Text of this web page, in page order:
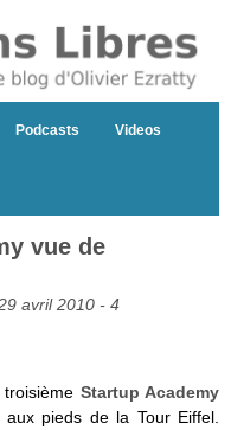
Podcasts Videos
vue de
avril 2010 - 4
Startup Academy
pieds de la Tour Eiffel.